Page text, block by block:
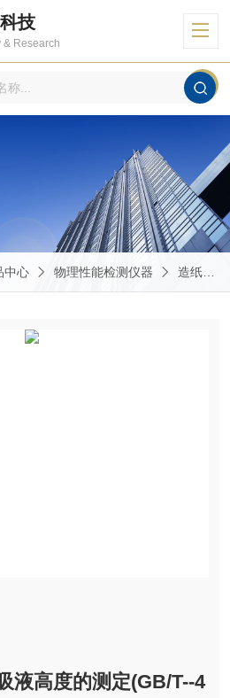
技
& Research
中心 物理性能检测仪器 造纸包装物理性能的测定
液高度的测定(GB/T--4